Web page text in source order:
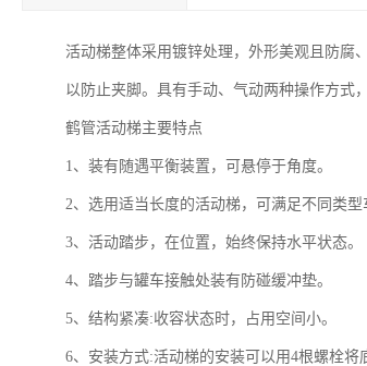
活动梯整体采用镀锌处理，外形美观且防腐
以防止夹脚。具有手动、气动两种操作方式
鹤管活动梯主要特点
1、装有随遇平衡装置，可悬停于角度。
2、选用适当长度的活动梯，可满足不同类型
3、活动踏步，在位置，始终保持水平状态。
4、踏步与罐车接触处装有防碰缓冲垫。
5、结构紧凑:收容状态时，占用空间小。
6、安装方式:活动梯的安装可以用4根螺栓将